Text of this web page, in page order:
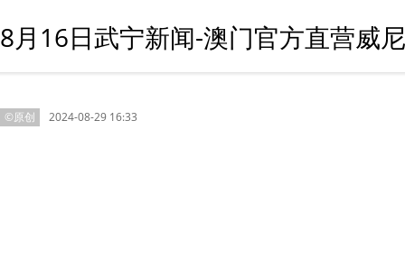
8月16日武宁新闻-澳门官方直营威
©原创 2024-08-29 16:33